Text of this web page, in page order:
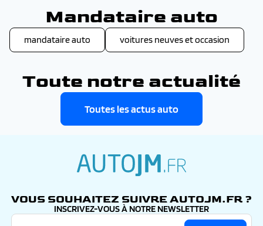
Mandataire auto
mandataire auto voitures neuves et occasion
Toute notre actualité
Toutes les actus auto
VOUS SOUHAITEZ SUIVRE AUTOJM.FR ?
INSCRIVEZ-VOUS À NOTRE NEWSLETTER